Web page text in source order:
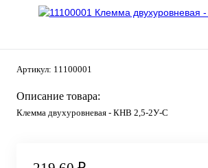
Артикул: 11100001
Описание товара:
Клемма двухуровневая - КНВ 2,5-2У-С